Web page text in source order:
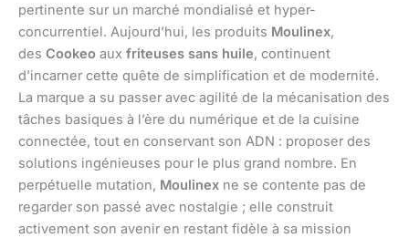
pertinente sur un marché mondialisé et hyper-
concurrentiel. Aujourd’hui, les produits Moulinex,
des Cookeo aux friteuses sans huile, continuent
d’incarner cette quête de simplification et de modernité.
La marque a su passer avec agilité de la mécanisation des
tâches basiques à l’ère du numérique et de la cuisine
connectée, tout en conservant son ADN : proposer des
solutions ingénieuses pour le plus grand nombre. En
perpétuelle mutation, Moulinex ne se contente pas de
regarder son passé avec nostalgie ; elle construit
activement son avenir en restant fidèle à sa mission